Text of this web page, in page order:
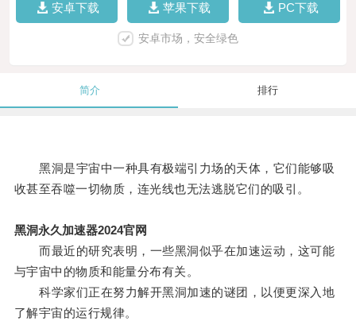
安卓下载 苹果下载 PC下载
安卓市场，安全绿色
简介 排行
黑洞是宇宙中一种具有极端引力场的天体，它们能够吸
收甚至吞噬一切物质，连光线也无法逃脱它们的吸引。
黑洞永久加速器2024官网
而最近的研究表明，一些黑洞似乎在加速运动，这可能
与宇宙中的物质和能量分布有关。
科学家们正在努力解开黑洞加速的谜团，以便更深入地
了解宇宙的运行规律。